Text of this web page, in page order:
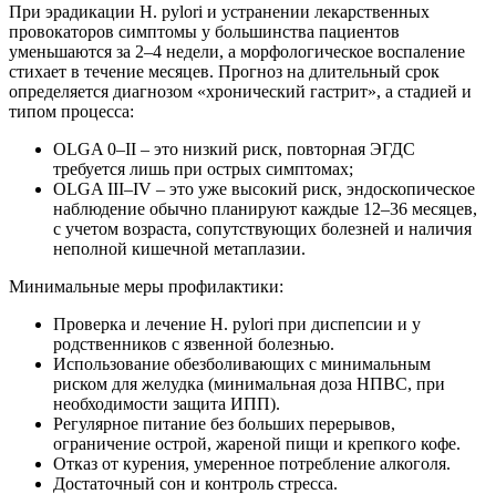
При эрадикации H. pylori и устранении лекарственных
провокаторов симптомы у большинства пациентов
уменьшаются за 2–4 недели, а морфологическое воспаление
стихает в течение месяцев. Прогноз на длительный срок
определяется диагнозом «хронический гастрит», а стадией и
типом процесса:
OLGA 0–II – это низкий риск, повторная ЭГДС
требуется лишь при острых симптомах;
OLGA III–IV – это уже высокий риск, эндоскопическое
наблюдение обычно планируют каждые 12–36 месяцев,
с учетом возраста, сопутствующих болезней и наличия
неполной кишечной метаплазии.
Минимальные меры профилактики:
Проверка и лечение H. pylori при диспепсии и у
родственников с язвенной болезнью.
Использование обезболивающих с минимальным
риском для желудка (минимальная доза НПВС, при
необходимости защита ИПП).
Регулярное питание без больших перерывов,
ограничение острой, жареной пищи и крепкого кофе.
Отказ от курения, умеренное потребление алкоголя.
Достаточный сон и контроль стресса.